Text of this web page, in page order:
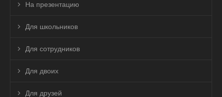
На презентацию
Для школьников
Для сотрудников
Для двоих
Для друзей